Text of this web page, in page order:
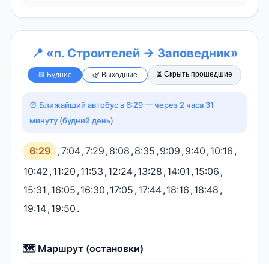
📍 «п. Строителей → Заповедник»
📆 Будние 🌿 Выходные ⏳ Скрыть прошедшие
⏰ Ближайший автобус в 6:29 — через 2 часа 31
минуту (будний день)
6:29 ,7:04,7:29 ,8:08 ,8:35 ,9:09 ,9:40 ,10:16 ,
10:42 ,11:20 ,11:53 ,12:24,13:28 ,14:01 ,15:06 ,
15:31 ,16:05 ,16:30 ,17:05 ,17:44,18:16 ,18:48 ,
19:14,19:50 .
🗺️ Маршрут (остановки)